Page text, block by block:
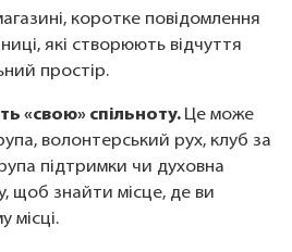
коротке повідомлення
які створюють відчуття
простір.
«свою» спільноту. Це може
волонтерський рух, клуб за
підтримки чи духовна
щоб знайти місце, де ви
місці.